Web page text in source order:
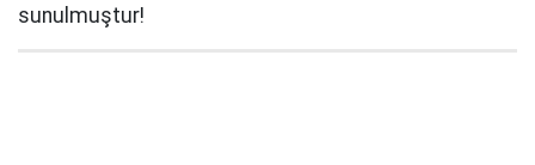
sunulmuştur!